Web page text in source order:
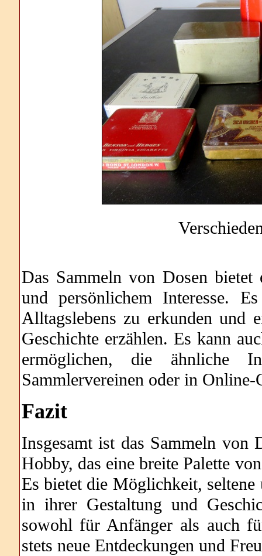
Das Sammeln von Dosen
und persönlichem Interesse.
Alltagslebens zu erkunden und
Geschichte erzählen. Es kann
ermöglichen, die ähnliche
Sammlervereinen oder in
Fazit
Insgesamt ist das Sammeln von
Hobby, das eine breite Palette
Es bietet die Möglichkeit,
in ihrer Gestaltung und
sowohl für Anfänger als auch
stets neue Entdeckungen und